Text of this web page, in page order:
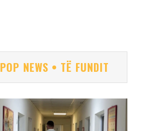
POP NEWS • TË FUNDIT